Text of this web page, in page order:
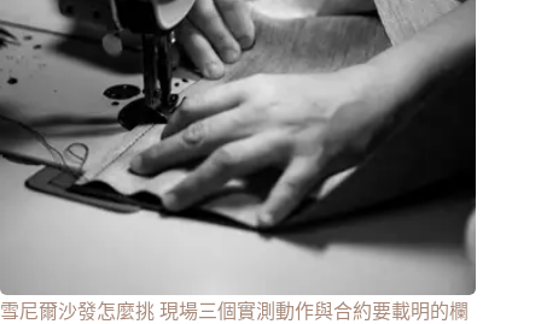
雪尼爾沙發怎麼挑 現場三個實測動作與合約要載明的欄